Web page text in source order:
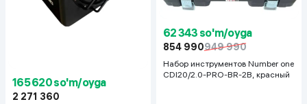
165 620 so'm/oyga
2 271 360
62 343 so'm/oyga
854 990949 990
Набор инструментов Number one
CDI20/2.0-PRO-BR-2B, красный